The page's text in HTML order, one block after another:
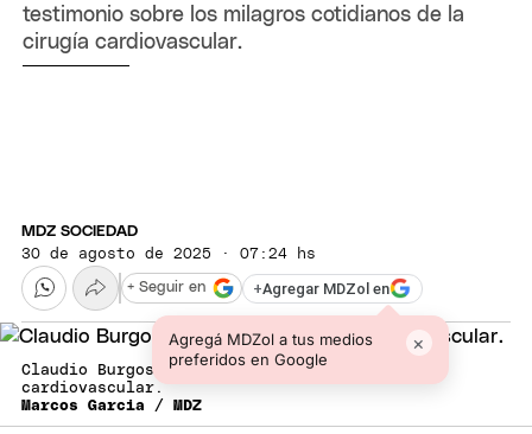
testimonio sobre los milagros cotidianos de la
cirugía cardiovascular.
MDZ SOCIEDAD
30 de agosto de 2025 · 07:24 hs
+Agregar MDZol en
Agregá MDZol a tus medios
preferidos en Google
×
+ Seguir en
Claudio Burgos, referente en cirugía
cardiovascular.
Marcos Garcia / MDZ